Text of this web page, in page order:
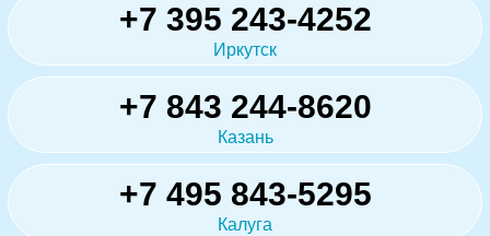
+7 395 243-4252
Иркутск
+7 843 244-8620
Казань
+7 495 843-5295
Калуга